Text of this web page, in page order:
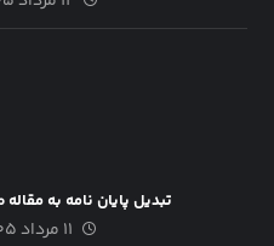
تبدیل پایان نامه به مقاله ∞ صفر تا
۱۱ مرداد ۱۴۰۵